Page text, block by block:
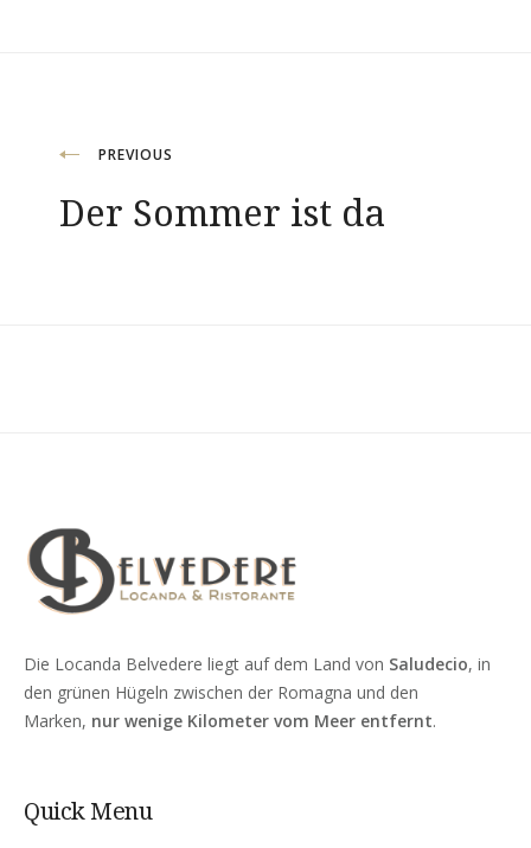
Beitragsnavigation
PREVIOUS
Der Sommer ist da
Die Locanda Belvedere liegt auf dem Land von Saludecio, in
den grünen Hügeln zwischen der Romagna und den
Marken, nur wenige Kilometer vom Meer entfernt.
Quick Menu